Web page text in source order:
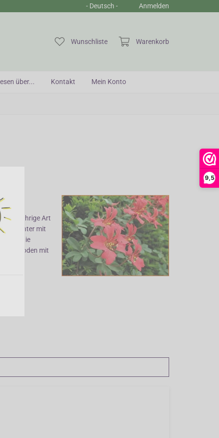
9,5
- Deutsch - Anmelden
Wunschliste Warenkorb
über... Kontakt Mein Konto
einjährige Art
den Winter mit
die
Boden mit